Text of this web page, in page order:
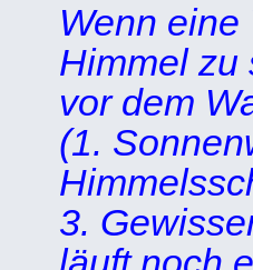
Wenn
Himmel zu
vor dem
(1.
3.